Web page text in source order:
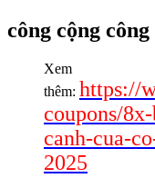
công cộng công
Xem
thêm: https://
coupons/
canh-cua-
2025